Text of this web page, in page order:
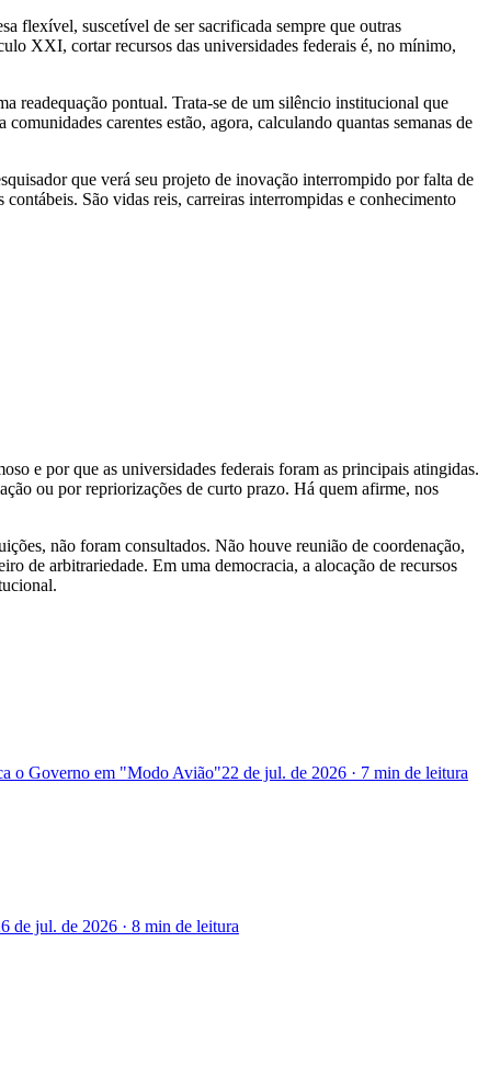
flexível, suscetível de ser sacrificada sempre que outras
XXI, cortar recursos das universidades federais é, no mínimo,
readequação pontual. Trata-se de um silêncio institucional que
carentes estão, agora, calculando quantas semanas de
que verá seu projeto de inovação interrompido por falta de
São vidas reis, carreiras interrompidas e conhecimento
e por que as universidades federais foram as principais atingidas.
ou por repriorizações de curto prazo. Há quem afirme, nos
não foram consultados. Não houve reunião de coordenação,
de arbitrariedade. Em uma democracia, a alocação de recursos
o Governo em "Modo Avião"22 de jul. de 2026 · 7 min de leitura
de jul. de 2026 · 8 min de leitura